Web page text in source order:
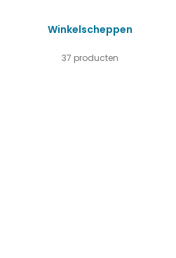
Winkelscheppen
37 producten